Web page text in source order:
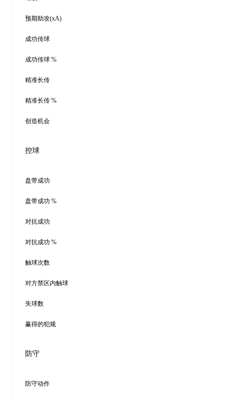
预期助攻(xA)
成功传球
成功传球 %
精准长传
精准长传 %
创造机会
控球
盘带成功
盘带成功 %
对抗成功
对抗成功 %
触球次数
对方禁区内触球
失球数
赢得的犯规
防守
防守动作